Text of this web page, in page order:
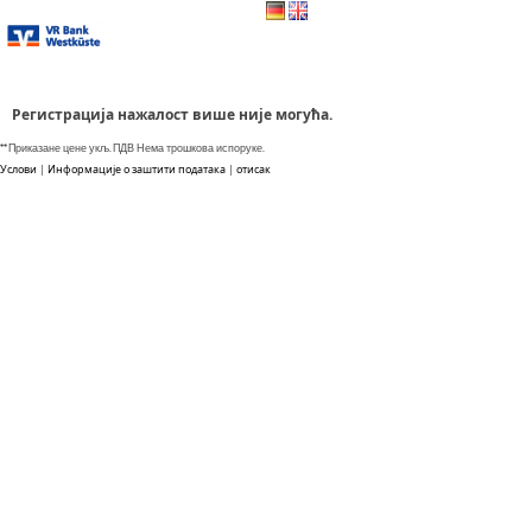
Пређи на формулар за регистрацију
Регистрација нажалост више није могућа.
** Приказане цене укљ. ПДВ Нема трошкова испоруке.
Услови | Информације о заштити података | отисак